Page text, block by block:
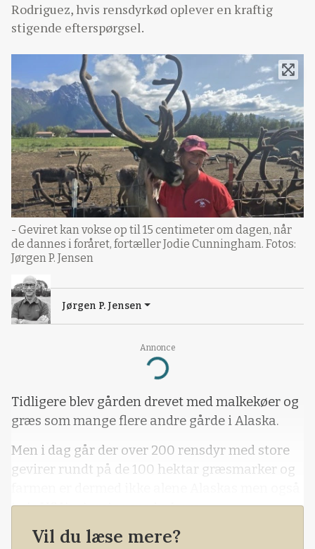
Annonce
Loading...
Rodriguez, hvis rensdyrkød oplever en kraftig
stigende efterspørgsel.
- Geviret kan vokse op til 15 centimeter om dagen, når
de dannes i foråret, fortæller Jodie Cunningham. Fotos:
Jørgen P. Jensen
Jørgen P. Jensen
Tidligere blev gården drevet med malkekøer og
græs som mange flere andre gårde i Alaska.
Men i dag går der over 200 rensdyr med store
gevirer rundt på de 100 hektar græsmarker og
hele USA's største rensdyrfarm.
Vil du læse mere?